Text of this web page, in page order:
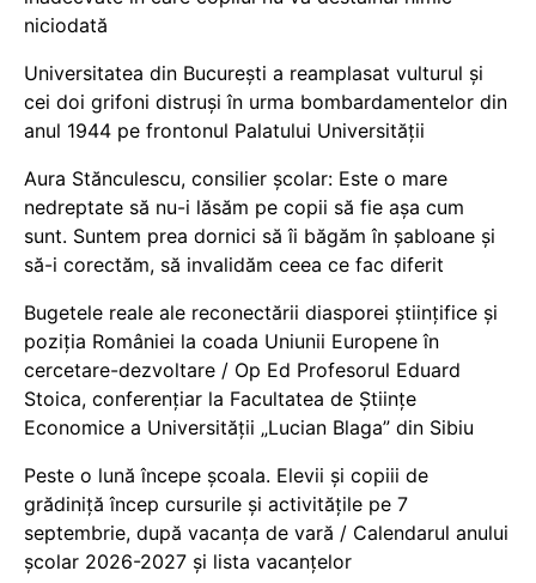
niciodată
Universitatea din București a reamplasat vulturul și
cei doi grifoni distruși în urma bombardamentelor din
anul 1944 pe frontonul Palatului Universității
Aura Stănculescu, consilier școlar: Este o mare
nedreptate să nu-i lăsăm pe copii să fie așa cum
sunt. Suntem prea dornici să îi băgăm în șabloane și
să-i corectăm, să invalidăm ceea ce fac diferit
Bugetele reale ale reconectării diasporei științifice și
poziția României la coada Uniunii Europene în
cercetare-dezvoltare / Op Ed Profesorul Eduard
Stoica, conferențiar la Facultatea de Științe
Economice a Universității „Lucian Blaga” din Sibiu
Peste o lună începe școala. Elevii și copiii de
grădiniță încep cursurile și activitățile pe 7
septembrie, după vacanța de vară / Calendarul anului
școlar 2026-2027 și lista vacanțelor